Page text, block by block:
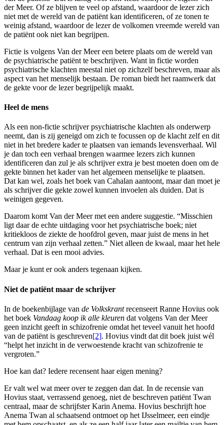
der Meer. Of ze blijven te veel op afstand, waardoor de lezer zich
niet met de wereld van de patiënt kan identificeren, of ze tonen te
weinig afstand, waardoor de lezer de volkomen vreemde wereld van
de patiënt ook niet kan begrijpen.
Fictie is volgens Van der Meer een betere plaats om de wereld van
de psychiatrische patiënt te beschrijven. Want in fictie worden
psychiatrische klachten meestal niet op zichzelf beschreven, maar als
aspect van het menselijk bestaan. De roman biedt het raamwerk dat
de gekte voor de lezer begrijpelijk maakt.
Heel de mens
Als een non-fictie schrijver psychiatrische klachten als onderwerp
neemt, dan is zij geneigd om zich te focussen op de klacht zelf en dit
niet in het bredere kader te plaatsen van iemands levensverhaal. Wil
je dan toch een verhaal brengen waarmee lezers zich kunnen
identificeren dan zul je als schrijver extra je best moeten doen om de
gekte binnen het kader van het algemeen menselijke te plaatsen.
Dat kan wel, zoals het boek van Cahalan aantoont, maar dan moet je
als schrijver die gekte zowel kunnen invoelen als duiden. Dat is
weinigen gegeven.
Daarom komt Van der Meer met een andere suggestie. “Misschien
ligt daar de echte uitdaging voor het psychiatrische boek; niet
kritiekloos de ziekte de hoofdrol geven, maar juist de mens in het
centrum van zijn verhaal zetten.” Niet alleen de kwaal, maar het hele
verhaal. Dat is een mooi advies.
Maar je kunt er ook anders tegenaan kijken.
Niet de patiënt maar de schrijver
In de boekenbijlage van de Volkskrantrecenseert Ranne Hovius ook
het boek Vandaag koop ik alle kleuren dat volgens Van der Meer
geen inzicht geeft in schizofrenie omdat het teveel vanuit het hoofd
van de patiënt is geschreven[2]. Hovius vindt dat dit boek juist wél
“helpt het inzicht in de verwoestende kracht van schizofrenie te
vergroten.”
Hoe kan dat? Iedere recensent haar eigen mening?
Er valt wel wat meer over te zeggen dan dat. In de recensie van
Hovius staat, verrassend genoeg, niet de beschreven patiënt Twan
centraal, maar de schrijfster Karin Anema. Hovius beschrijft hoe
Anema Twan al schaatsend ontmoet op het IJsselmeer, een eindje